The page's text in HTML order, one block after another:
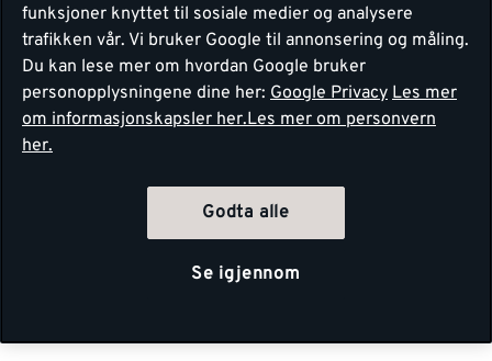
funksjoner knyttet til sosiale medier og analysere
trafikken vår. Vi bruker Google til annonsering og måling.
Du kan lese mer om hvordan Google bruker
personopplysningene dine her: Google Privacy Les mer
om informasjonskapsler her.Les mer om personvern
her.
Godta alle
Se igjennom